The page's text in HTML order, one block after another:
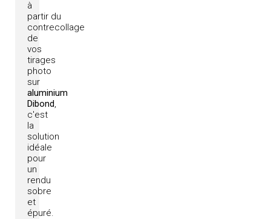
à
partir du
contrecollage
de
vos
tirages
photo
sur
aluminium
Dibond,
c'est
la
solution
idéale
pour
un
rendu
sobre
et
épuré.